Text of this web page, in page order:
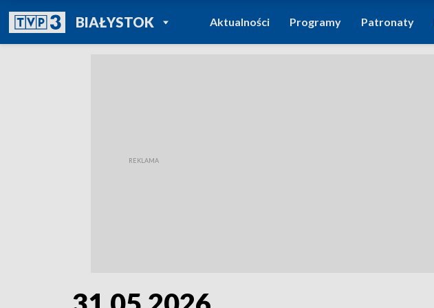
BIAŁYSTOKPOWRÓT DO
TVP REGIONY
Aktualności Programy Patronaty